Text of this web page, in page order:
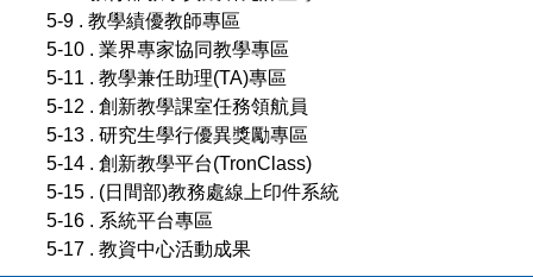
5-9 . 教學績優教師專區
5-10 . 業界專家協同教學專區
5-11 . 教學兼任助理(TA)專區
5-12 . 創新教學課室任務領航員
5-13 . 研究生學行優異獎勵專區
5-14 . 創新教學平台(TronClass)
5-15 . (日間部)教務處線上印件系統
5-16 . 系統平台專區
5-17 . 教資中心活動成果